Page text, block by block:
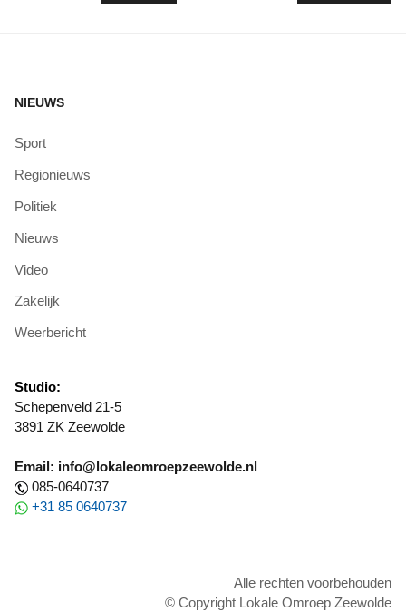
NIEUWS
Sport
Regionieuws
Politiek
Nieuws
Video
Zakelijk
Weerbericht
Studio:
Schepenveld 21-5
3891 ZK Zeewolde
Email: info@lokaleomroepzeewolde.nl
085-0640737
+31 85 0640737
Alle rechten voorbehouden
© Copyright Lokale Omroep Zeewolde